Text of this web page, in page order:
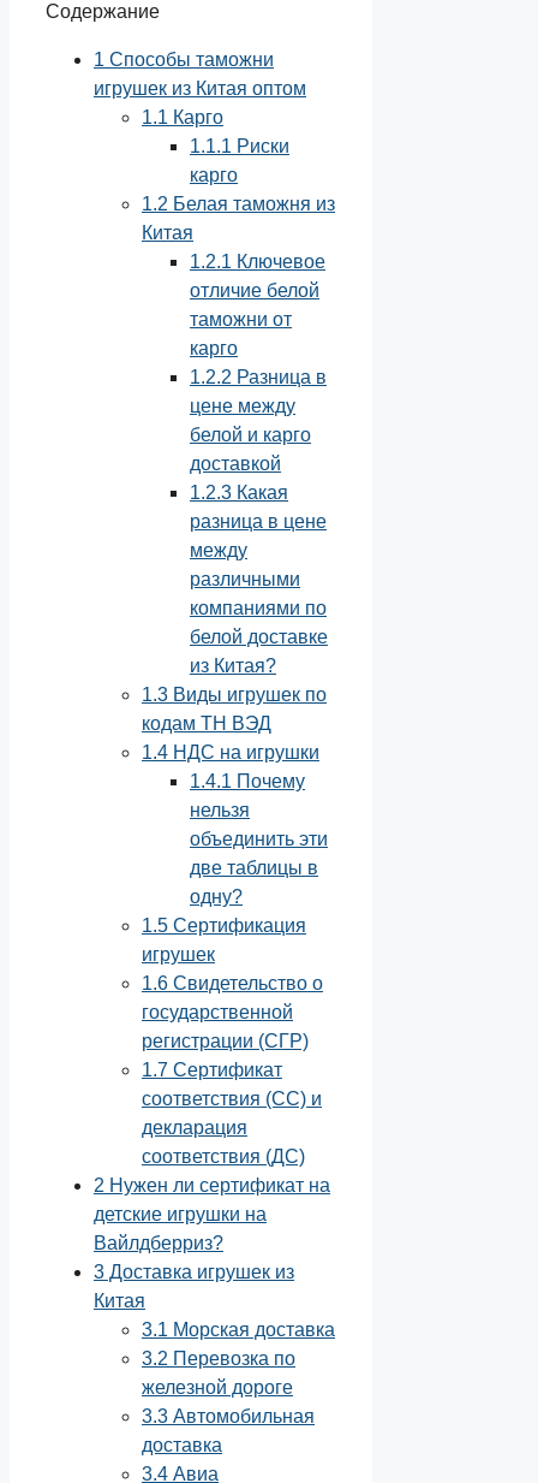
Содержание
1 Способы таможни
игрушек из Китая оптом
1.1 Карго
1.1.1 Риски
карго
1.2 Белая таможня из
Китая
1.2.1 Ключевое
отличие белой
таможни от
карго
1.2.2 Разница в
цене между
белой и карго
доставкой
1.2.3 Какая
разница в цене
между
различными
компаниями по
белой доставке
из Китая?
1.3 Виды игрушек по
кодам ТН ВЭД
1.4 НДС на игрушки
1.4.1 Почему
нельзя
объединить эти
две таблицы в
одну?
1.5 Сертификация
игрушек
1.6 Свидетельство о
государственной
регистрации (СГР)
1.7 Сертификат
соответствия (СС) и
декларация
соответствия (ДС)
2 Нужен ли сертификат на
детские игрушки на
Вайлдберриз?
3 Доставка игрушек из
Китая
3.1 Морская доставка
3.2 Перевозка по
железной дороге
3.3 Автомобильная
доставка
3.4 Авиа